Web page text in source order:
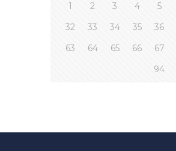
1 2 3 4 5
32
33 34 35 36
63
64 65 66 67
94